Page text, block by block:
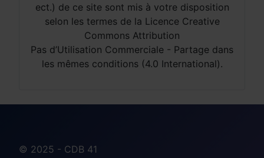
ect.) de ce site sont mis à votre disposition
selon les termes de la Licence Creative
Commons Attribution
Pas d’Utilisation Commerciale - Partage dans
les mêmes conditions (4.0 International).
© 2025 - CDB 41